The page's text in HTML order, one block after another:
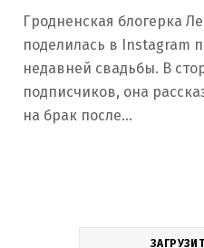
Гродненская блогерка
поделилась в Instagram
недавней свадьбы. В
подписчиков, она
на брак после…